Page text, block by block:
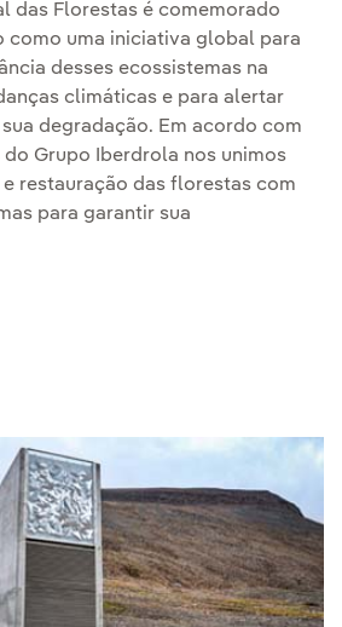
das Florestas é comemorado
como uma iniciativa global para
desses ecossistemas na
climáticas e para alertar
degradação. Em acordo com
Grupo Iberdrola nos unimos
restauração das florestas com
para garantir sua
das nossas florestas
das nossas florestas
Cuidamos das nossas